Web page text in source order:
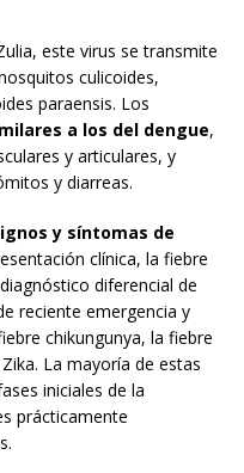
este virus se transmite
culicoides,
paraensis. Los
a los del dengue,
y articulares, y
y diarreas.
y síntomas de
clínica, la fiebre
diferencial de
reciente emergencia y
chikungunya, la fiebre
La mayoría de estas
iniciales de la
prácticamente